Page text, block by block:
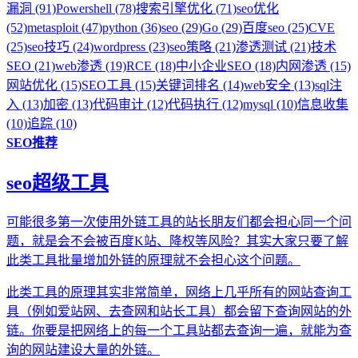
漏洞 (91)Powershell (78)搜索引擎优化 (71)seo优化
(52)metasploit (47)python (36)seo (29)Go (29)百度seo (25)CVE
(25)seo技巧 (24)wordpress (23)seo策略 (21)渗透测试 (21)技术
SEO (21)web渗透 (19)RCE (18)中小企业SEO (18)内网渗透 (15)
网站优化 (15)SEO工具 (15)关键词排名 (14)web安全 (13)sql注
入 (13)加密 (13)代码审计 (12)代码执行 (12)mysql (10)信息收集
(10)追踪 (10)
SEO推荐
seo超级工具
可能很多第一次使用外链工具的站长朋友们都会担心同一个问
题，就是会不会被百度K站、降权等风险？其实大家只要了解
此类工具批量增加外链的原理就不会担心这个问题。
此类工具的原理其实非常简单，网络上几乎所有的网站查询工
具（例如爱站网、去查网和站长工具）都会留下查询网站的外
链。你要是把网络上的每一个工具站都去查询一遍，就能为查
询的网站建设大量的外链。